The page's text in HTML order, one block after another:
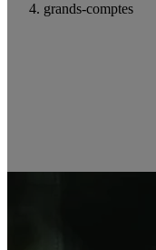
grands-comptes